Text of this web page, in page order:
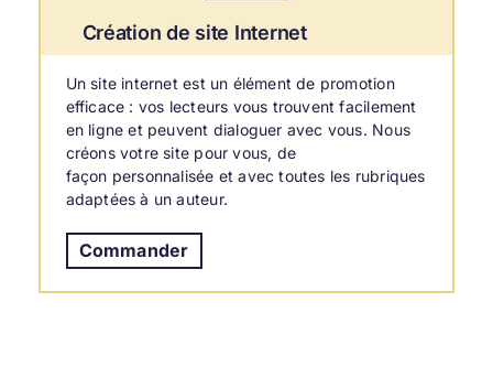
Création de site Internet
Un site internet est un élément de promotion
efficace : vos lecteurs vous trouvent facilement
en ligne et peuvent dialoguer avec vous. Nous
créons votre site pour vous, de
façon personnalisée et avec toutes les rubriques
adaptées à un auteur.
Commander